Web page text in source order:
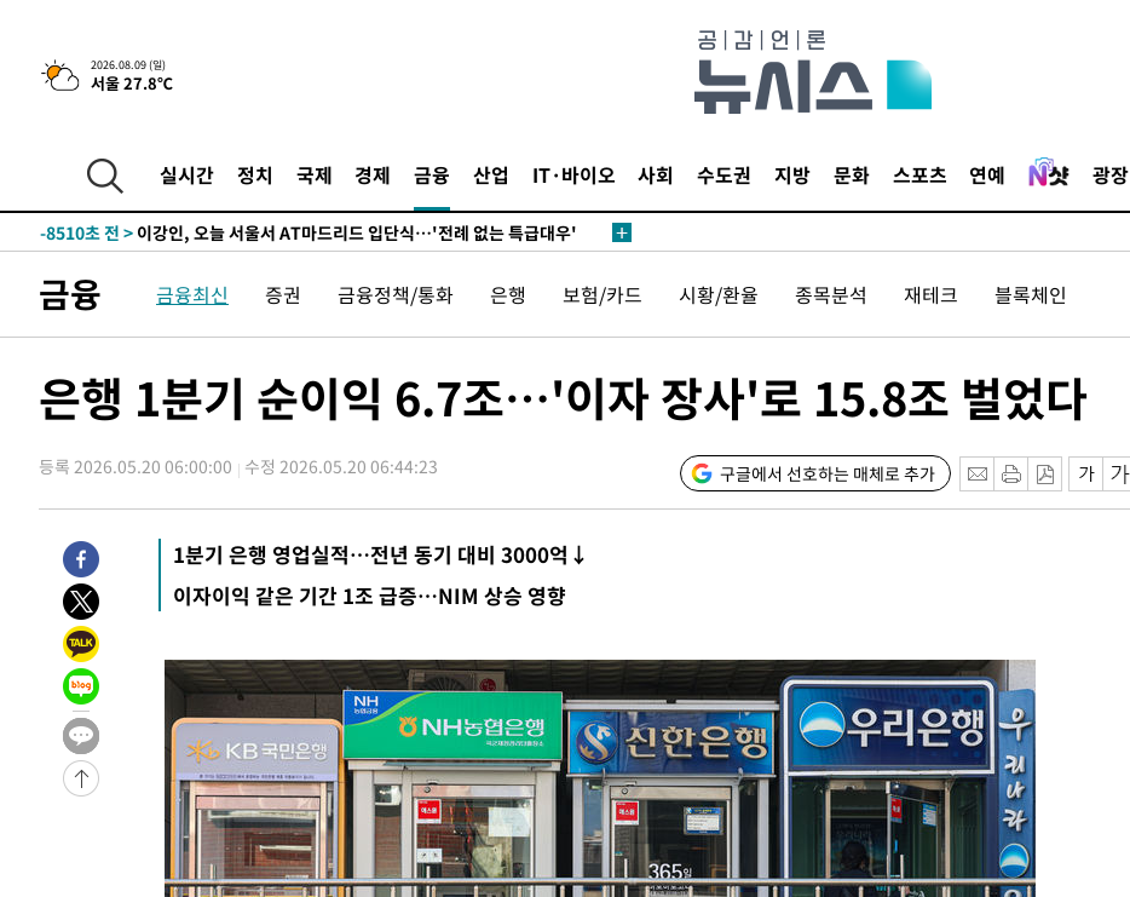
2026.08.09 (일)
서울 27.8℃
실시간 정치 국제 경제 금융 산업 IT·바이오 사회 수도권 지방 문화 스포츠 연예 광장
득표
-22552초 전 >"일본축구협회, 대한축구협회 성 접대 의혹 심판 조사"
-15194초 전 > [속보]장은수, KLPGA 제주삼다수 역전 우승…데뷔 10년 차에 첫
-10486초 전 >
손흥민, 68분 뛰고 2경기 침묵…LAFC, 톨루카에 1-0 승리(종합)
-9758초 전 >
-8510초 전 > 이강인, 오늘 서울서 AT마드리드 입단식…'전례 없는 특급대우'
1시간 전 >
콜롬비아 신임 우파 대통령 취임 하루만에 차량폭탄 폭발 사건
3시간 전 >튀르키예 외무장관, "메카 3국 방위협정은 이란이 목표 아냐 " 밝혀
4시간 전 >[속보]美중부 사령관, 이스라엘 긴급방문 다중화된 전선 상황 논의
-30018초 전 >태풍 돌핀, 중 저장성 타이저우시 해안에 상륙 (1보)
-27364초 전 >AT마드리드 데뷔 앞둔 이강인, 맨시티전 선발 대신 '벤치 시작'
-25994초 전 >
[속보]與 강원·TK 당원투표 합산 김민석 48.54%로 승리…정청래
44.40%
-25328초 전 >
與 강원·TK 당원투표 합산 김민석 46.01%로 승리…정청래
44.53%
-25168초 전 >
[속보]與전대 권리당원투표…강원·경북 김민석, 대구 정청래 승리
-24975초 전 >
45.71%
-24877초 전 >
[속보]與 당대표 경선, 대구 권리당원 투표 정청래 47.82%·김민석
46.35%
-24674초 전 >
[속보]與 당대표 경선, 강원 권리당원 투표 김민석 승리…50.30%
득표
-22592초 전 >
"일본축구협회, 대한축구협회 성 접대 의혹 심판 조사"
-15234초 전 >
[속보]장은수, KLPGA 제주삼다수 역전 우승…데뷔 10년 차에 첫
"얼마나 더웠으면"…안동 물길공원서 헤엄친 구렁이 '소동'
손흥민, 68분 뛰고 2경기 침묵…LAFC, 톨루카에 1-0 승리(종합)
'2경기 연속 침묵' 손흥민, 톨루카전 68분만 뛰고 슈팅 0개
금융 금융최신 증권 금융정책/통화 은행 보험/카드 시황/환율 종목분석 재테크 블록체인
은행 1분기 순이익 6.7조…'이자 장사'로 15.8조 벌었다
등록 2026.05.20 06:00:00 수정 2026.05.20 06:44:23 구글에서 선호하는 매체로 추가
1분기 은행 영업실적…전년 동기 대비 3000억↓
이자이익 같은 기간 1조 급증…NIM 상승 영향